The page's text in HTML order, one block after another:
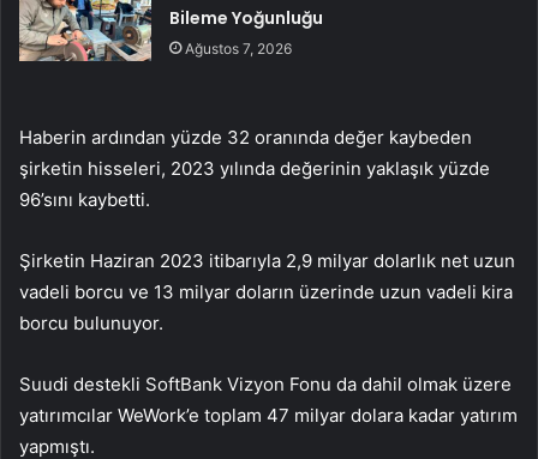
Bileme Yoğunluğu
Ağustos 7, 2026
Haberin ardından yüzde 32 oranında değer kaybeden
şirketin hisseleri, 2023 yılında değerinin yaklaşık yüzde
96’sını kaybetti.
Şirketin Haziran 2023 itibarıyla 2,9 milyar dolarlık net uzun
vadeli borcu ve 13 milyar doların üzerinde uzun vadeli kira
borcu bulunuyor.
Suudi destekli SoftBank Vizyon Fonu da dahil olmak üzere
yatırımcılar WeWork’e toplam 47 milyar dolara kadar yatırım
yapmıştı.